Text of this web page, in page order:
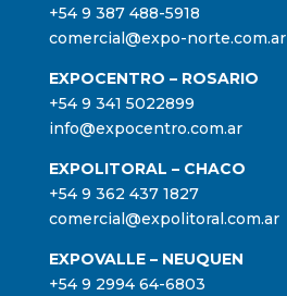
+54 9 387 488-5918
comercial@expo-norte.com.ar
EXPOCENTRO – ROSARIO
+54 9 341 5022899
info@expocentro.com.ar
EXPOLITORAL – CHACO
+54 9 362 437 1827
comercial@expolitoral.com.ar
EXPOVALLE – NEUQUEN
+54 9 2994 64-6803